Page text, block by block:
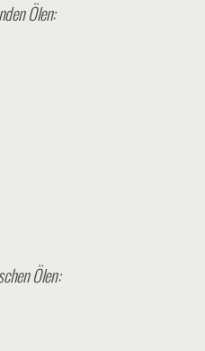
Ölen:
Ölen: